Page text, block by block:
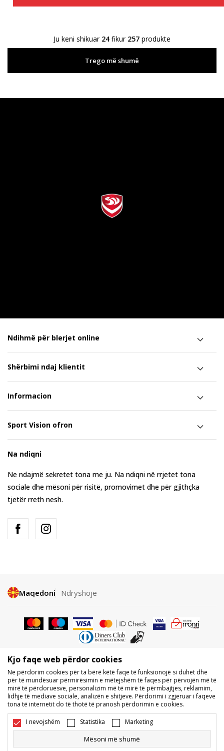
Ju keni shikuar 24 fikur 257 produkte
Trego më shumë
Ndihmë për blerjet online
Shërbimi ndaj klientit
Informacion
Sport Vision ofron
Na ndiqni
Ne ndajmë sekretet tona me ju. Na ndiqni në rrjetet tona
sociale dhe mësoni për risitë, promovimet dhe për gjithçka
tjetër rreth nesh.
Maqedoni Ndryshoje
Nuk lejohet shkarkimi ose përdorimi i përmbajtjes nga faqet e internetit
të BDS.MK, pjesërisht ose tërësisht, dhe i referohet logove, markave
tregtare, përmbajtjes komerciale, as caktimi i tyre palëve të treta,
publikimi i tyre publikisht ose përdorimi i tyre për ndonjë për qëllime, pa
pëlqimin me shkrim të BDS.MK DOOEL.
Ne përpiqemi të jemi sa më të saktë në përshkrimin e produktit, foton
dhe vetë çmimin, por nuk mund të garantojmë që të gjitha informacionet
të jenë të plota dhe pa gabime. Të gjitha produktet e shfaqura në faqe
janë pjesë e ofertës sonë, por nuk kuptohet që ato duhet të jenë të
disponueshme gjatë gjithë kohës. Disponueshmërinë e produkteve mund
Kjo faqe web përdor cookies
Ne përdorim cookies për ta bërë këtë faqe të funksionojë si duhet dhe
për të mundësuar përmirësimin e mëtejshëm të faqes për përvojën më të
mirë të përdoruesve, personalizim më të mirë të përmbajtjes, reklamim,
lidhje të mediave sociale, analizën e shitjeve. Përdorimi i zgjeruar i faqeve
tona të internetit do të thotë të pranosh përdorimin e cookies.
I nevojshëm Statistika Marketing
Mësoni më shumë